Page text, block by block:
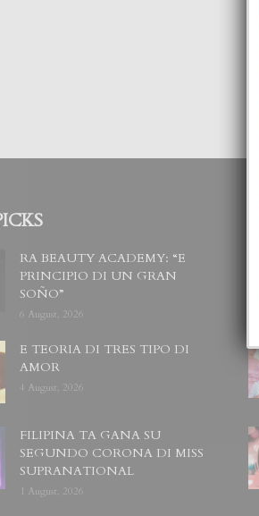
RA BEAUTY ACADEMY: “E
PRINCIPIO DI UN GRAN
SOÑO”
6 August, 2026
E TEORIA DI TRES TIPO DI
AMOR
4 August, 2026
FILIPINA TA GANA SU
SEGUNDO CORONA DI MISS
SUPRANATIONAL
1 August, 2026